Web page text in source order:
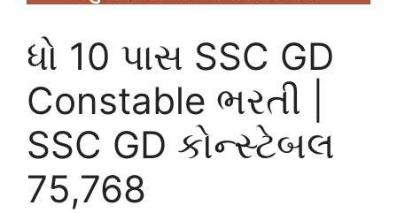
ધો 10 પાસ SSC GD
Constable ભરતી |
SSC GD કોન્સ્ટેબલ
75,768